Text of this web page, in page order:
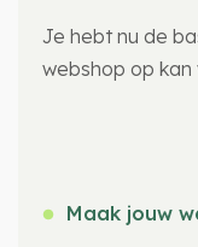
Je hebt nu de
webshop op
Maak jouw